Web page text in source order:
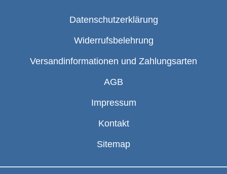
Datenschutzerklärung
Widerrufsbelehrung
Versandinformationen und Zahlungsarten
AGB
Impressum
Kontakt
Sitemap